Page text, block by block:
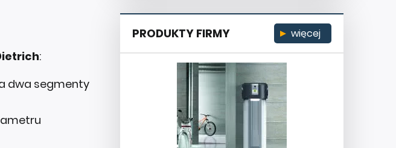
:
dwa segmenty
PRODUKTY FIRMY więcej